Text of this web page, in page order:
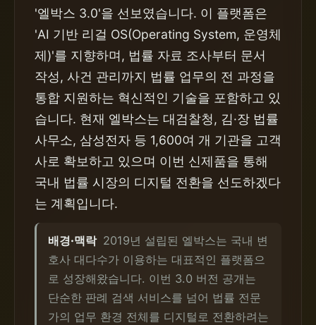
'엘박스 3.0'을 선보였습니다. 이 플랫폼은
'AI 기반 리걸 OS(Operating System, 운영체
제)'를 지향하며, 법률 자료 조사부터 문서
작성, 사건 관리까지 법률 업무의 전 과정을
통합 지원하는 혁신적인 기술을 포함하고 있
습니다. 현재 엘박스는 대검찰청, 김·장 법률
사무소, 삼성전자 등 1,600여 개 기관을 고객
사로 확보하고 있으며 이번 신제품을 통해
국내 법률 시장의 디지털 전환을 선도하겠다
는 계획입니다.
배경·맥락 2019년 설립된 엘박스는 국내 변
호사 대다수가 이용하는 대표적인 플랫폼으
로 성장해왔습니다. 이번 3.0 버전 공개는
단순한 판례 검색 서비스를 넘어 법률 전문
가의 업무 환경 전체를 디지털로 전환하려는